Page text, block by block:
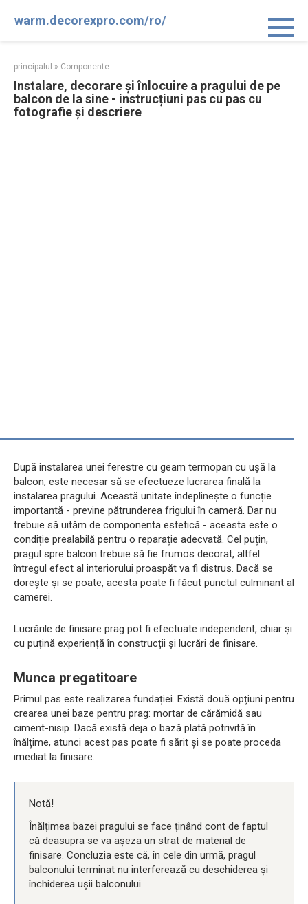
warm.decorexpro.com/ro/
principalul » Componente
Instalare, decorare și înlocuire a pragului de pe
balcon de la sine - instrucțiuni pas cu pas cu
fotografie și descriere
După instalarea unei ferestre cu geam termopan cu ușă la
balcon, este necesar să se efectueze lucrarea finală la
instalarea pragului. Această unitate îndeplinește o funcție
importantă - previne pătrunderea frigului în cameră. Dar nu
trebuie să uităm de componenta estetică - aceasta este o
condiție prealabilă pentru o reparație adecvată. Cel puțin,
pragul spre balcon trebuie să fie frumos decorat, altfel
întregul efect al interiorului proaspăt va fi distrus. Dacă se
dorește și se poate, acesta poate fi făcut punctul culminant al
camerei.
Lucrările de finisare prag pot fi efectuate independent, chiar și
cu puțină experiență în construcții și lucrări de finisare.
Munca pregatitoare
Primul pas este realizarea fundației. Există două opțiuni pentru
crearea unei baze pentru prag: mortar de cărămidă sau
ciment-nisip. Dacă există deja o bază plată potrivită în
înălțime, atunci acest pas poate fi sărit și se poate proceda
imediat la finisare.
Notă!
Înălțimea bazei pragului se face ținând cont de faptul
că deasupra se va așeza un strat de material de
finisare. Concluzia este că, în cele din urmă, pragul
balconului terminat nu interferează cu deschiderea și
închiderea ușii balconului.